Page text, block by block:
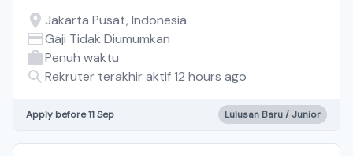
Jakarta Pusat, Indonesia
Gaji Tidak Diumumkan
Penuh waktu
Rekruter terakhir aktif 12 hours ago
Apply before 11 Sep Lulusan Baru / Junior